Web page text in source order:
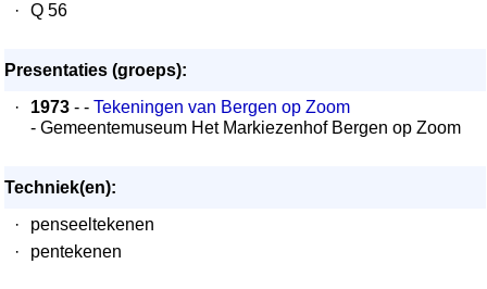
·
Q 56
Presentaties (groeps):
·
1973 - - Tekeningen van Bergen op Zoom
- Gemeentemuseum Het Markiezenhof Bergen op Zoom
Techniek(en):
·
penseeltekenen
·
pentekenen